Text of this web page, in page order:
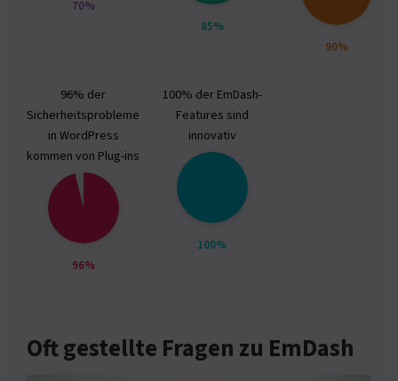
70%
85%
90%
96% der
Sicherheitsprobleme
in WordPress
kommen von Plug-ins
96%
100% der EmDash-
Features sind
innovativ
100%
Oft gestellte Fragen zu EmDash